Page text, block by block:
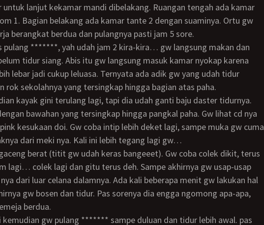
untuk lanjut kekamar mandi dibelakang. Ruangan tengah ada kamar
1. Bagian belakang ada kamar tante 2 dengan suaminya. Ortu gw
berangkat berdua dan pulangnya pasti jam 5 sore.
tidur siang. Abis itu gw langsung masuk kamar nyokap karena
lebar jadi cukup leluasa. Ternyata ada adik gw yang udah tidur
rok sekolahnya yang tersingkap hingga bagian atas paha.
bawahan yang tersingkap hingga pangkal paha. Gw lihat cd nya
kesukaan doi. Gw coba intip lebih deket lagi, sampe muka gw cuma
dari meki nya. Kali ini lebih tegang lagi gw…
lagi… colek lagi dan gitu terus deh. Sampe akhirnya gw usap-usap
dari luar celana dalamnya. Ada kali beberapa menit gw lakukan hal
gw bosen dan tidur. Pas sorenya dia engga ngomong apa-apa,
berdua.